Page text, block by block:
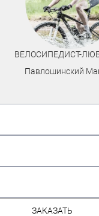
ВЕЛОСИПЕДИСТ-
Павлошинский Максим
ЗАКАЗАТЬ